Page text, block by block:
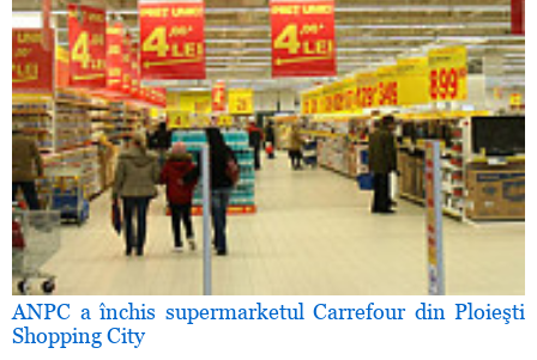
ANPC a închis supermarketul Carrefour din Ploieşti
Shopping City